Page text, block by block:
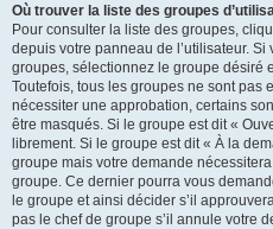
Où trouver la liste des groupes
Pour consulter la liste des groupes,
depuis votre panneau de l’utilisateur.
groupes, sélectionnez le groupe désiré
Toutefois, tous les groupes ne sont pas
nécessiter une approbation, certains
être masqués. Si le groupe est dit «
librement. Si le groupe est dit « À la
groupe mais votre demande
groupe. Ce dernier pourra vous
le groupe et ainsi décider s’il
pas le chef de groupe s’il annule votre